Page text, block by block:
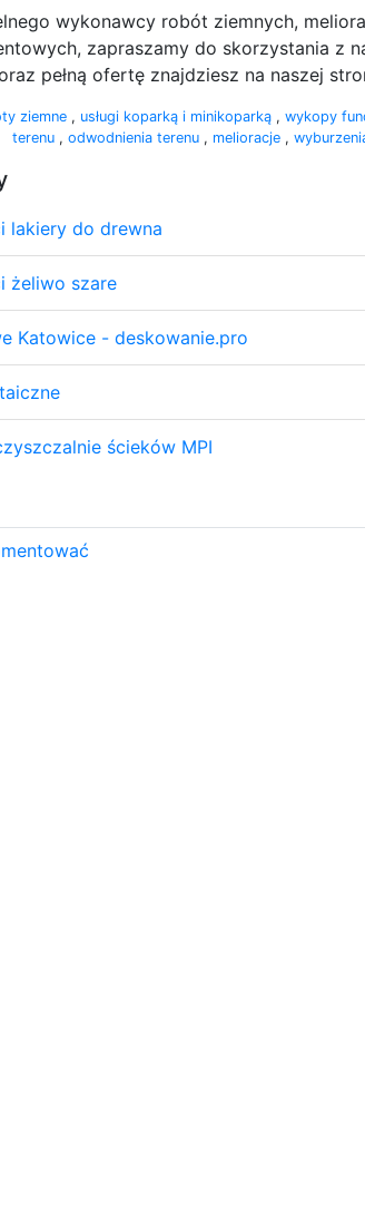
wykonawcy robót ziemnych,
zapraszamy do skorzystania z
pełną ofertę znajdziesz na naszej
ziemne , usługi koparką i minikoparką , wykopy
terenu , odwodnienia terenu , melioracje ,
lakiery do drewna
żeliwo szare
Katowice - deskowanie.pro
ścieków MPI